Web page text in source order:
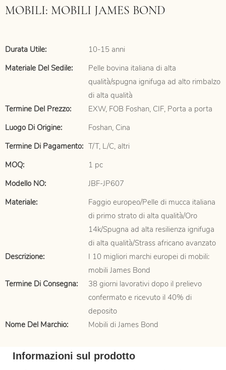
MOBILI: MOBILI JAMES BOND
Durata Utile:
10-15 anni
Materiale Del Sedile:
Pelle bovina italiana di alta
qualità/spugna ignifuga ad alto rimbalzo
di alta qualità
Termine Del Prezzo:
EXW, FOB Foshan, CIF, Porta a porta
Luogo Di Origine:
Foshan, Cina
Termine Di Pagamento: T/T, L/C, altri
MOQ:
1 pc
Modello NO:
JBF-JP607
Materiale:
Faggio europeo/Pelle di mucca italiana
di primo strato di alta qualità/Oro
14k/Spugna ad alta resilienza ignifuga
di alta qualità/Strass africano avanzato
Descrizione:
I 10 migliori marchi europei di mobili:
mobili James Bond
Termine Di Consegna:
38 giorni lavorativi dopo il prelievo
confermato e ricevuto il 40% di
deposito
Nome Del Marchio:
Mobili di James Bond
Informazioni sul prodotto